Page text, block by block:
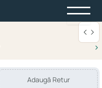
Adaugă Retur